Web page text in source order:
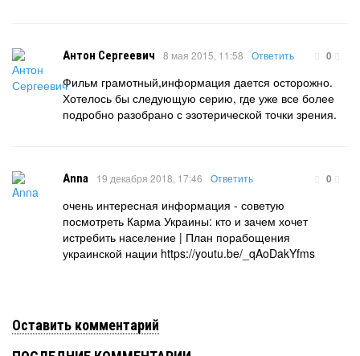
Антон Сергеевич 8 мая 2015, 11:58 0
Ответить
Фильм грамотный,информация дается осторожно.
Хотелось бы следующую серию, где уже все более
подробно разобрано с эзотерической точки зрения.
Anna 19 декабря 2018, 17:46 0
Ответить
очень интересная информация - советую
посмотреть Карма Украины: кто и зачем хочет
истребить население | План порабощения
украинской нации https://youtu.be/_qAoDakYfms
Оставить комментарий